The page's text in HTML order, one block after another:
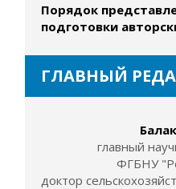
Порядок
подготовки
ГЛАВНЫЙ
главный
ФГБНУ
доктор